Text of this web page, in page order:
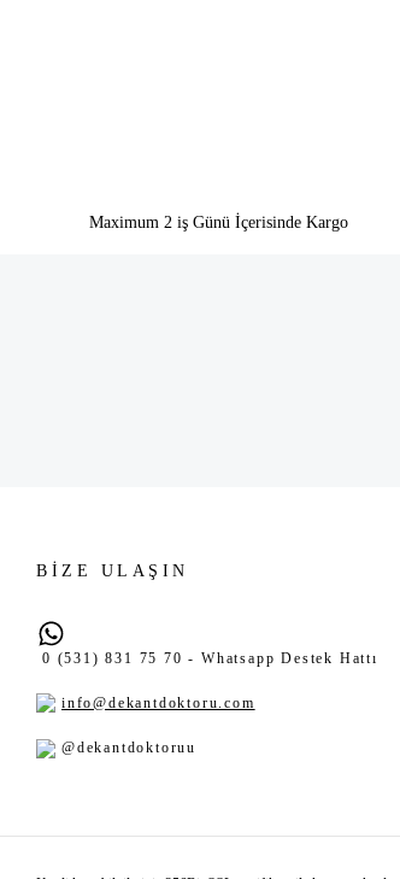
Maximum 2 iş Günü İçerisinde Kargo
BİZE ULAŞIN
0 (531) 831 75 70 - Whatsapp Destek Hattı
info@dekantdoktoru.com
@dekantdoktoruu